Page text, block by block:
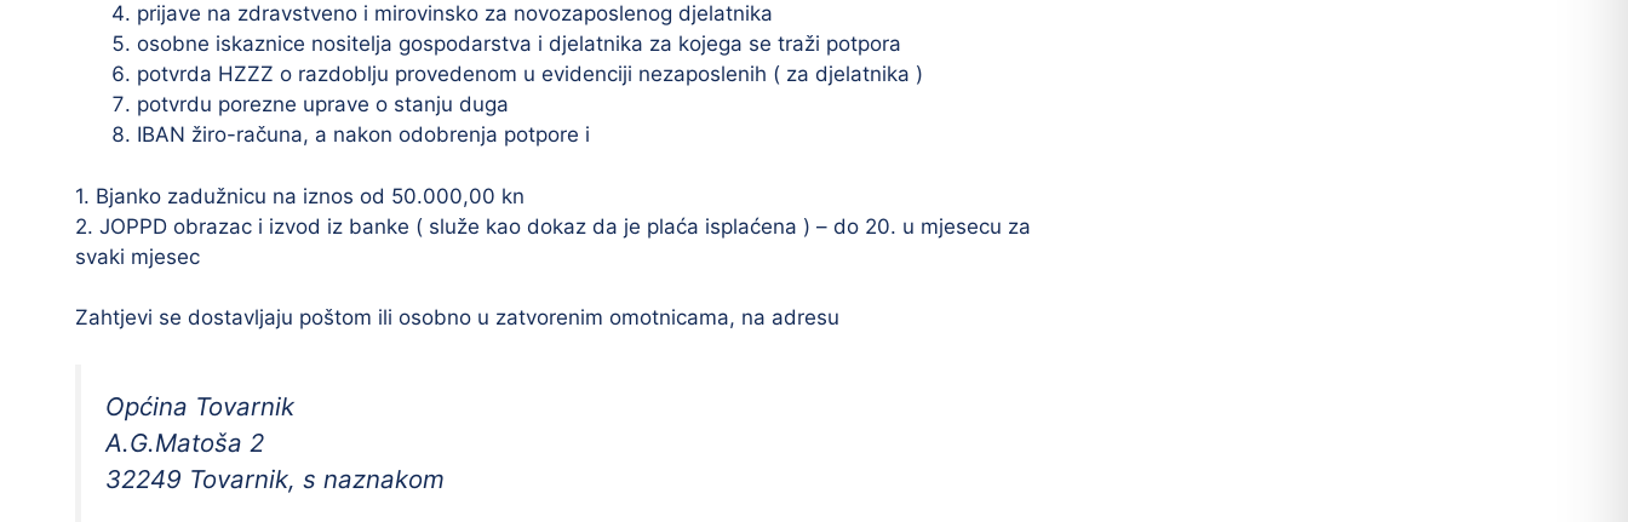
prijave na zdravstveno i mirovinsko za novozaposlenog djelatnika
osobne iskaznice nositelja gospodarstva i djelatnika za kojega se traži potpora
potvrda HZZZ o razdoblju provedenom u evidenciji nezaposlenih ( za djelatnika )
potvrdu porezne uprave o stanju duga
IBAN žiro-računa, a nakon odobrenja potpore i
1. Bjanko zadužnicu na iznos od 50.000,00 kn
2. JOPPD obrazac i izvod iz banke ( služe kao dokaz da je plaća isplaćena ) – do 20. u mjesecu za
svaki mjesec
Zahtjevi se dostavljaju poštom ili osobno u zatvorenim omotnicama, na adresu
Općina Tovarnik
A.G.Matoša 2
32249 Tovarnik, s naznakom